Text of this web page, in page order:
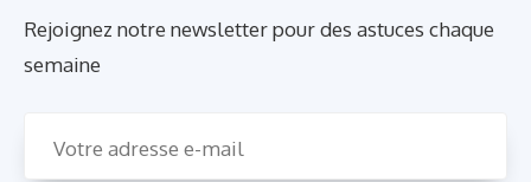
Rejoignez notre newsletter pour des astuces chaque
semaine